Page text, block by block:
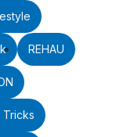
REHAU
Tricks